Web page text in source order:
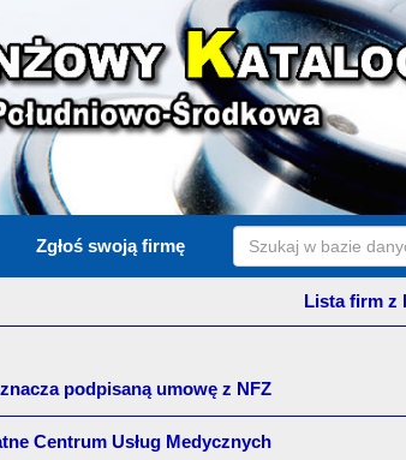
Zgłoś swoją firmę
Lista firm z
podpisaną umowę z NFZ
Centrum Usług Medycznych